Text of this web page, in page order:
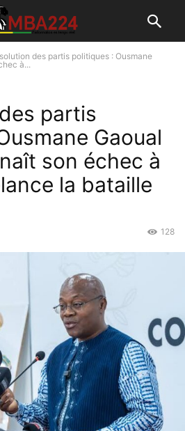
des partis politiques : Ousmane
à...
partis
Gaoual
son échec à
la bataille
128